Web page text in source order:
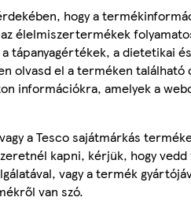
hogy a
élelmiszertermékek
tápanyagértékek, a dietetikai
olvasd el a terméken található
információkra, amelyek a
a Tesco sajátmárkás
kapni, kérjük, hogy vedd
vagy a termék
van szó.